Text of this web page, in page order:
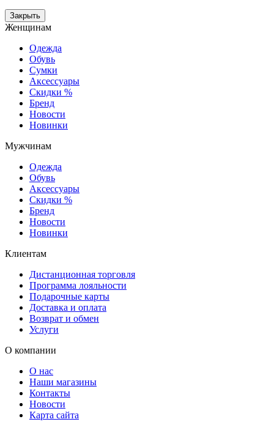
Закрыть
Женщинам
Одежда
Обувь
Сумки
Аксессуары
Скидки %
Бренд
Новости
Новинки
Мужчинам
Одежда
Обувь
Аксессуары
Скидки %
Бренд
Новости
Новинки
Клиентам
Дистанционная торговля
Программа лояльности
Подарочные карты
Доставка и оплата
Возврат и обмен
Услуги
О компании
О нас
Наши магазины
Контакты
Новости
Карта сайта